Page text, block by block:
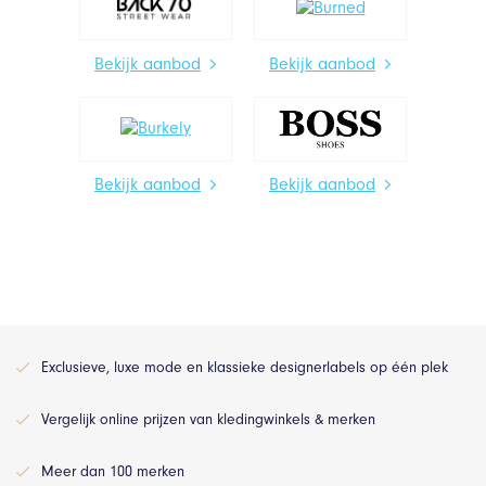
Bekijk aanbod Bekijk aanbod
Bekijk aanbod Bekijk aanbod
Exclusieve, luxe mode en klassieke designerlabels op één plek
Vergelijk online prijzen van kledingwinkels & merken
Meer dan 100 merken